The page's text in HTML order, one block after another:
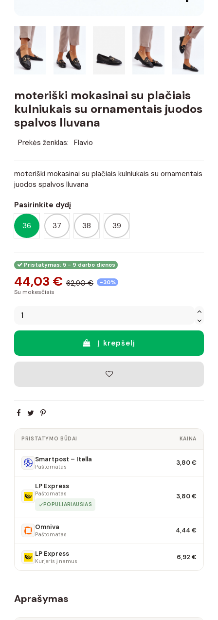
moteriški mokasinai su plačiais
kulniukais su ornamentais juodos
spalvos Iluvana
Prekės ženklas: Flavio
moteriški mokasinai su plačiais kulniukais su ornamentais
juodos spalvos Iluvana
Pasirinkite dydį
36 37 38 39
Pristatymas: 5 - 9 darbo dienos
44,03 € 62,90 € -30%
Su mokesčiais
Į krepšelį
PRISTATYMO BŪDAI KAINA
Smartpost – Itella
Paštomatas 3,80 €
LP Express
Paštomatas
POPULIARIAUSIAS
3,80 €
Omniva
Paštomatas 4,44 €
LP Express
Kurjeris į namus 6,92 €
Aprašymas